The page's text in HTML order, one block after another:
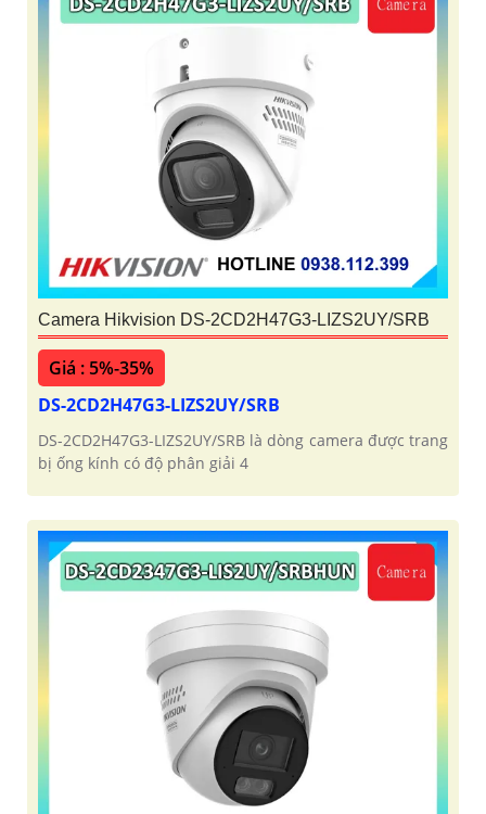
Camera Hikvision DS-2CD2H47G3-LIZS2UY/SRB
Giá : 5%-35%
DS-2CD2H47G3-LIZS2UY/SRB
DS-2CD2H47G3-LIZS2UY/SRB là dòng camera được trang
bị ống kính có độ phân giải 4